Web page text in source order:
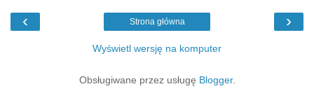
‹ ›
Strona główna
Wyświetl wersję na komputer
Obsługiwane przez usługę Blogger.